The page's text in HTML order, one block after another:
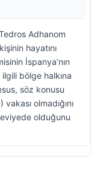
Adhanom
hayatını
İspanya’nın
bölge halkına
söz konusu
olmadığını
olduğunu